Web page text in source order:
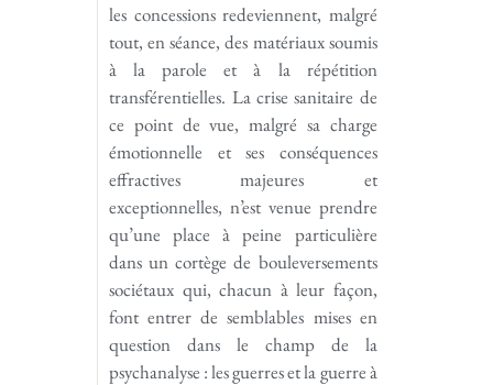
les concessions redeviennent, malgré
tout, en séance, des matériaux soumis
à la parole et à la répétition
transférentielles. La crise sanitaire de
ce point de vue, malgré sa charge
émotionnelle et ses conséquences
effractives majeures et
exceptionnelles, n’est venue prendre
qu’une place à peine particulière
dans un cortège de bouleversements
sociétaux qui, chacun à leur façon,
font entrer de semblables mises en
question dans le champ de la
psychanalyse : les guerres et la guerre à